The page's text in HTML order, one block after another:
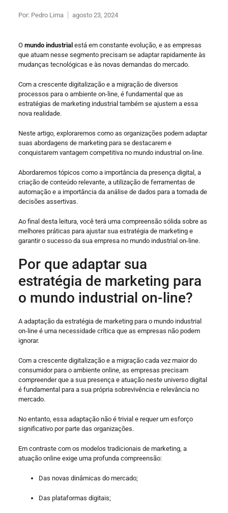
Por: Pedro Lima agosto 23, 2024
O mundo industrial está em constante evolução, e as empresas
que atuam nesse segmento precisam se adaptar rapidamente às
mudanças tecnológicas e às novas demandas do mercado.
Com a crescente digitalização e a migração de diversos
processos para o ambiente on-line, é fundamental que as
estratégias de marketing industrial também se ajustem a essa
nova realidade.
Neste artigo, exploraremos como as organizações podem adaptar
suas abordagens de marketing para se destacarem e
conquistarem vantagem competitiva no mundo industrial on-line.
Abordaremos tópicos como a importância da presença digital, a
criação de conteúdo relevante, a utilização de ferramentas de
automação e a importância da análise de dados para a tomada de
decisões assertivas.
Ao final desta leitura, você terá uma compreensão sólida sobre as
melhores práticas para ajustar sua estratégia de marketing e
garantir o sucesso da sua empresa no mundo industrial on-line.
Por que adaptar sua
estratégia de marketing para
o mundo industrial on-line?
A adaptação da estratégia de marketing para o mundo industrial
on-line é uma necessidade crítica que as empresas não podem
ignorar.
Com a crescente digitalização e a migração cada vez maior do
consumidor para o ambiente online, as empresas precisam
compreender que a sua presença e atuação neste universo digital
é fundamental para a sua própria sobrevivência e relevância no
mercado.
No entanto, essa adaptação não é trivial e requer um esforço
significativo por parte das organizações.
Em contraste com os modelos tradicionais de marketing, a
atuação online exige uma profunda compreensão:
Das novas dinâmicas do mercado;
Das plataformas digitais;